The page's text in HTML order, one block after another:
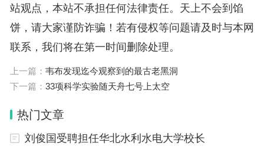
据深圳市水产行业协会种业分会秘书长曹跃明介绍，
在大鹏接收站内低温海水生长的海产品不需要再投放
任何鱼药或其他添加物，可以确保海产的高品质。试
验项目的经济效益十分可观，这批高价值海产品的市
场售价每斤在百元以上，通过冷能养殖方式综合成本
该项目产生的环境效益也十分显著。据测算，1立方
站观点，本站不承担任何法律责任。天上不会到馅
饼，请大家谨防诈骗！若有侵权等问题请及时与本网
联系，我们将在第一时间删除处理。
上一篇： 韦布发现迄今观察到的最古老黑洞
下一篇： 33项科学实验随天舟七号上太空
热门文章
刘俊国受聘担任华北水利水电大学校长